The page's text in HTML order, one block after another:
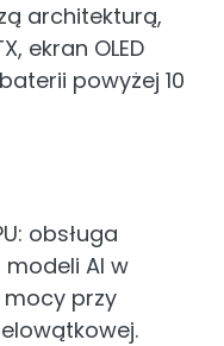
architekturą,
ekran OLED
powyżej 10
obsługa
AI w
przy